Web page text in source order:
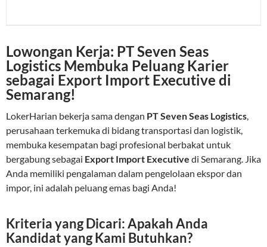
Lowongan Kerja: PT Seven Seas
Logistics Membuka Peluang Karier
sebagai Export Import Executive di
Semarang!
LokerHarian bekerja sama dengan PT Seven Seas Logistics,
perusahaan terkemuka di bidang transportasi dan logistik,
membuka kesempatan bagi profesional berbakat untuk
bergabung sebagai Export Import Executive di Semarang. Jika
Anda memiliki pengalaman dalam pengelolaan ekspor dan
impor, ini adalah peluang emas bagi Anda!
Kriteria yang Dicari: Apakah Anda
Kandidat yang Kami Butuhkan?